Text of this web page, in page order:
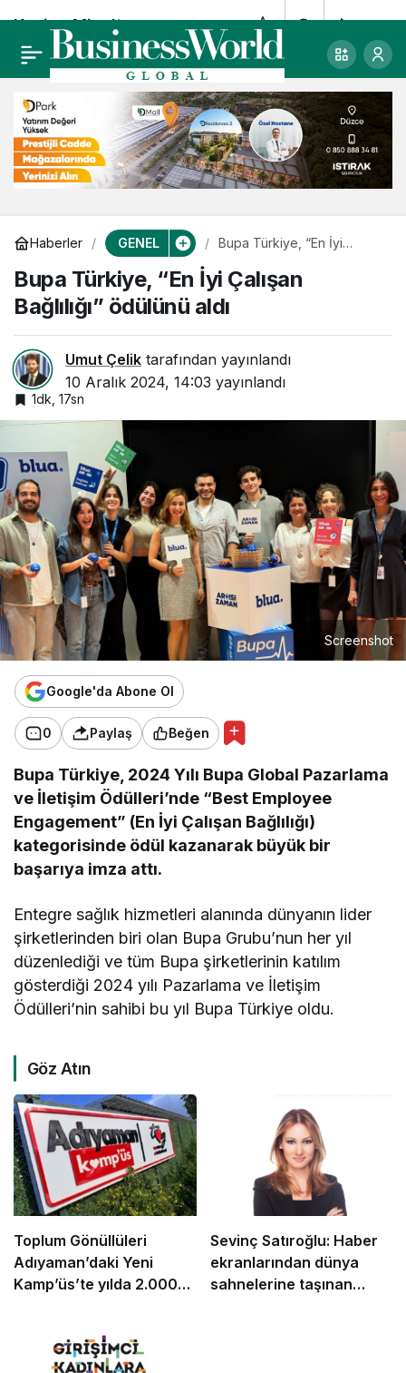
Haberler GENEL
Bupa Türkiye, “En İyi
aldı
Bupa Türkiye, “En İyi Çalışan
Bağlılığı” ödülünü aldı
Umut Çelik tarafından yayınlandı
10 Aralık 2024, 14:03 yayınlandı
1dk, 17sn
Screenshot
Google'da Abone Ol
0 Paylaş Beğen
Bupa Türkiye, 2024 Yılı Bupa Global Pazarlama
ve İletişim Ödülleri’nde “Best Employee
Engagement” (En İyi Çalışan Bağlılığı)
kategorisinde ödül kazanarak büyük bir
başarıya imza attı.
Entegre sağlık hizmetleri alanında dünyanın lider
şirketlerinden biri olan Bupa Grubu’nun her yıl
düzenlediği ve tüm Bupa şirketlerinin katılım
gösterdiği 2024 yılı Pazarlama ve İletişim
Ödülleri’nin sahibi bu yıl Bupa Türkiye oldu.
Göz Atın
Toplum Gönüllüleri
Adıyaman’daki Yeni
Kamp’üs’te yılda 2.000
Sevinç Satıroğlu: Haber
ekranlarından dünya
sahnelerine taşınan
Konica Minolta
Türkiye, Kepler Night
Nurse’u uluslararası
pazara sunuyor
0 Paylaş